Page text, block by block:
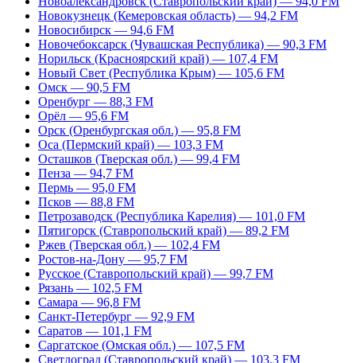
Новокузнецк (Кемеровская область) — 94,2 FM
Новосибирск — 94,6 FM
Новочебоксарск (Чувашская Республика) — 90,3 FM
Норильск (Красноярский край) — 107,4 FM
Новый Свет (Республика Крым) — 105,6 FM
Омск — 90,5 FM
Оренбург — 88,3 FM
Орёл — 95,6 FM
Орск (Оренбургская обл.) — 95,8 FM
Оса (Пермский край) — 103,3 FM
Осташков (Тверская обл.) — 99,4 FM
Пенза — 94,7 FM
Пермь — 95,0 FM
Псков — 88,8 FM
Петрозаводск (Республика Карелия) — 101,0 FM
Пятигорск (Ставропольский край) — 89,2 FM
Ржев (Тверская обл.) — 102,4 FM
Ростов-на-Дону — 95,7 FM
Русское (Ставропольский край) — 99,7 FM
Рязань — 102,5 FM
Самара — 96,8 FM
Санкт-Петербург — 92,9 FM
Саратов — 101,1 FM
Саргатское (Омская обл.) — 107,5 FM
Светлоград (Ставропольский край) — 103,3 FM